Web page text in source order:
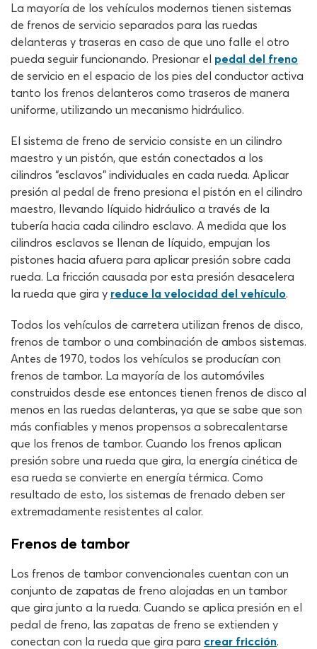
La mayoría de los vehículos modernos tienen sistemas
de frenos de servicio separados para las ruedas
delanteras y traseras en caso de que uno falle el otro
pueda seguir funcionando. Presionar el pedal del freno
de servicio en el espacio de los pies del conductor activa
tanto los frenos delanteros como traseros de manera
uniforme, utilizando un mecanismo hidráulico.
El sistema de freno de servicio consiste en un cilindro
maestro y un pistón, que están conectados a los
cilindros “esclavos” individuales en cada rueda. Aplicar
presión al pedal de freno presiona el pistón en el cilindro
maestro, llevando líquido hidráulico a través de la
tubería hacia cada cilindro esclavo. A medida que los
cilindros esclavos se llenan de líquido, empujan los
pistones hacia afuera para aplicar presión sobre cada
rueda. La fricción causada por esta presión desacelera
la rueda que gira y reduce la velocidad del vehículo.
Todos los vehículos de carretera utilizan frenos de disco,
frenos de tambor o una combinación de ambos sistemas.
Antes de 1970, todos los vehículos se producían con
frenos de tambor. La mayoría de los automóviles
construidos desde ese entonces tienen frenos de disco al
menos en las ruedas delanteras, ya que se sabe que son
más confiables y menos propensos a sobrecalentarse
que los frenos de tambor. Cuando los frenos aplican
presión sobre una rueda que gira, la energía cinética de
esa rueda se convierte en energía térmica. Como
resultado de esto, los sistemas de frenado deben ser
extremadamente resistentes al calor.
Frenos de tambor
Los frenos de tambor convencionales cuentan con un
conjunto de zapatas de freno alojadas en un tambor
que gira junto a la rueda. Cuando se aplica presión en el
pedal de freno, las zapatas de freno se extienden y
conectan con la rueda que gira para crear fricción.